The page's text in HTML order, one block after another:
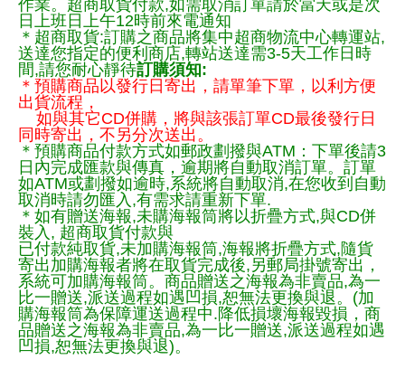
作業。超商取貨付款,如需取消訂單請於當天或是次
日上班日上午12時前來電通知
＊超商取貨:訂購之商品將集中超商物流中心轉運站,
送達您指定的便利商店,轉站送達需3-5天工作日時
間,請您耐心靜待訂購須知:
＊預購商品以發行日寄出，請單筆下單，以利方便
出貨流程，
如與其它CD併購，將與該張訂單CD最後發行日
同時寄出，不另分次送出。
＊預購商品付款方式如郵政劃撥與ATM：下單後請3
日內完成匯款與傳真，逾期將自動取消訂單。訂單
如ATM或劃撥如逾時,系統將自動取消,在您收到自動
取消時請勿匯入,有需求請重新下單.
＊如有贈送海報,未購海報筒將以折疊方式,與CD併
裝入, 超商取貨付款與
已付款純取貨,未加購海報筒,海報將折疊方式,隨貨
寄出加購海報者將在取貨完成後,另郵局掛號寄出，
系統可加購海報筒。商品贈送之海報為非賣品,為一
比一贈送,派送過程如遇凹損,恕無法更換與退。(加
購海報筒為保障運送過程中.降低損壞海報毀損，商
品贈送之海報為非賣品,為一比一贈送,派送過程如遇
凹損,恕無法更換與退)。